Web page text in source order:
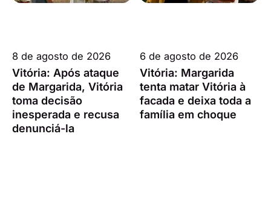
8 de agosto de 2026
Vitória: Após ataque
de Margarida, Vitória
toma decisão
inesperada e recusa
denunciá-la
6 de agosto de 2026
Vitória: Margarida
tenta matar Vitória à
facada e deixa toda a
família em choque